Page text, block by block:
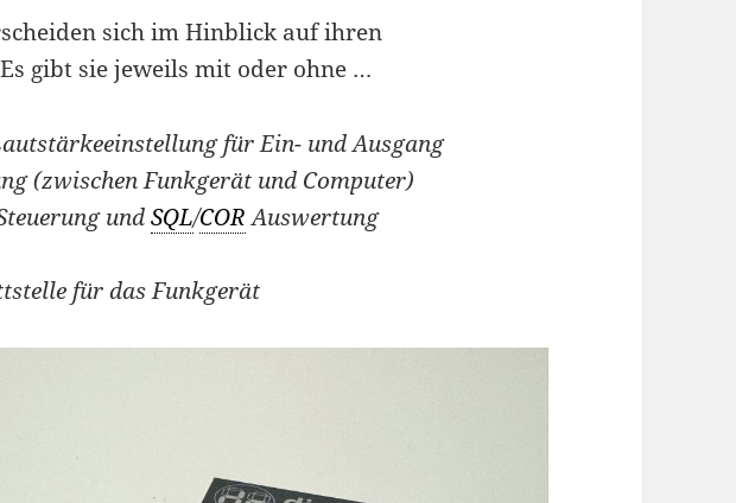
sich im Hinblick auf ihren
gibt sie jeweils mit oder ohne …
für Ein- und Ausgang
(zwischen Funkgerät und Computer)
undSQL/CORAuswertung
für das Funkgerät